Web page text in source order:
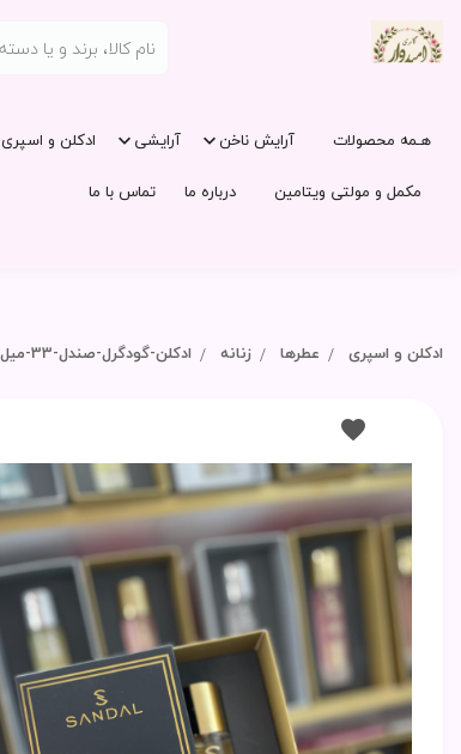
هـمه محصولات آرایش ناخن آرایشی ادکلن و اسپری
مکمل و مولتی ویتامین
درباره ما تماس با ما
ادکلن و اسپری عطرها زنانه ادکلن-گودگرل-صندل-33-میل-carolina-herrera-good-girl